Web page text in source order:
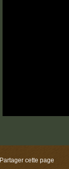
Partager cette page